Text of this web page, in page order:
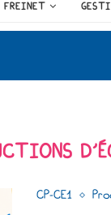
FREINET
CP-CE1